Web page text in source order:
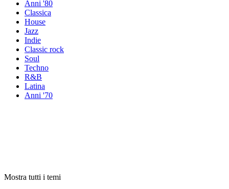
Anni '80
Classica
House
Jazz
Indie
Classic rock
Soul
Techno
R&B
Latina
Anni '70
Mostra tutti i temi